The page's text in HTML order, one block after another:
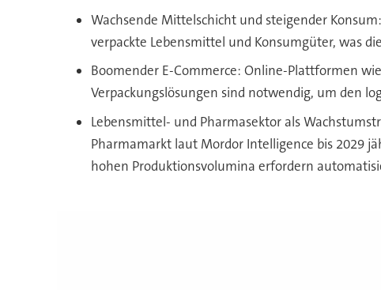
Wachsende Mittelschicht und steigender
verpackte Lebensmittel und Konsumgüter, was
Boomender E-Commerce: Online-Plattformen
Verpackungslösungen sind notwendig, um den
Lebensmittel- und Pharmasektor als
Pharmamarkt laut Mordor Intelligence bis 2029
hohen Produktionsvolumina erfordern